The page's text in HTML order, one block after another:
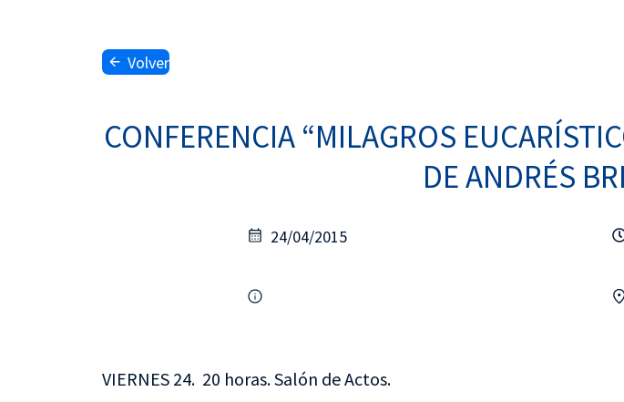
Volver
CONFERENCIA “MILAGROS
DE ANDRÉS
24/04/2015
VIERNES 24. 20 horas. Salón de Actos.